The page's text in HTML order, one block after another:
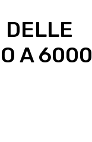
DELLE
A 6000